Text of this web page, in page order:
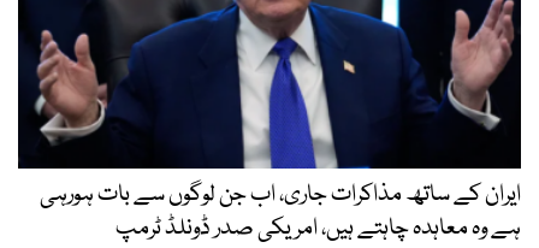
ایران کے ساتھ مذاکرات جاری، اب جن لوگوں سے بات ہورہی
ہے وہ معاہدہ چاہتے ہیں، امریکی صدر ڈونلڈ ٹرمپ